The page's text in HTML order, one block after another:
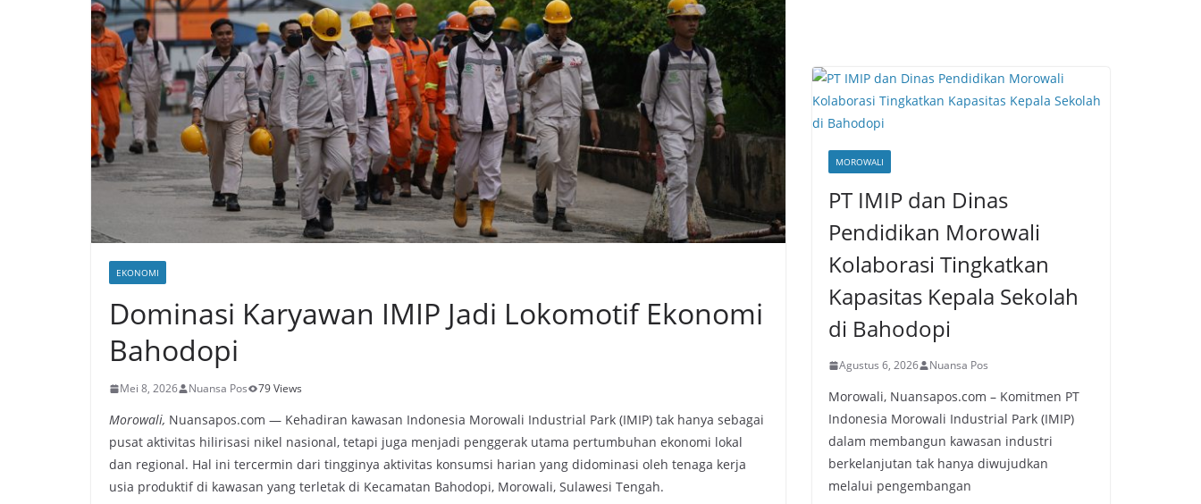
EKONOMI
Dominasi Karyawan IMIP Jadi Lokomotif Ekonomi
Bahodopi
Mei 8, 2026 Nuansa Pos 79 Views
Morowali, Nuansapos.com — Kehadiran kawasan Indonesia Morowali Industrial Park (IMIP) tak hanya sebagai
pusat aktivitas hilirisasi nikel nasional, tetapi juga menjadi penggerak utama pertumbuhan ekonomi lokal
dan regional. Hal ini tercermin dari tingginya aktivitas konsumsi harian yang didominasi oleh tenaga kerja
usia produktif di kawasan yang terletak di Kecamatan Bahodopi, Morowali, Sulawesi Tengah.
MOROWALI
PT IMIP dan Dinas
Pendidikan Morowali
Kolaborasi Tingkatkan
Kapasitas Kepala Sekolah
di Bahodopi
Agustus 6, 2026 Nuansa Pos
Morowali, Nuansapos.com – Komitmen PT
Indonesia Morowali Industrial Park (IMIP)
dalam membangun kawasan industri
berkelanjutan tak hanya diwujudkan
melalui pengembangan